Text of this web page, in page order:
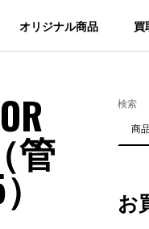
オリジナル商品 買
管
検索
お